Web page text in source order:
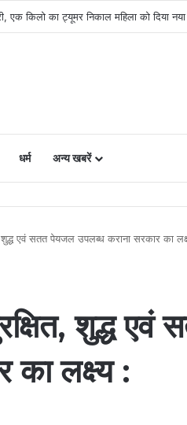
2026-27 के तहत प्रोत्साहन राशि प्राप्त करने
धर्म अन्य खबरें
शुद्ध एवं सतत पेयजल उपलब्ध कराना सरकार का
शुद्ध एवं
लक्ष्य :